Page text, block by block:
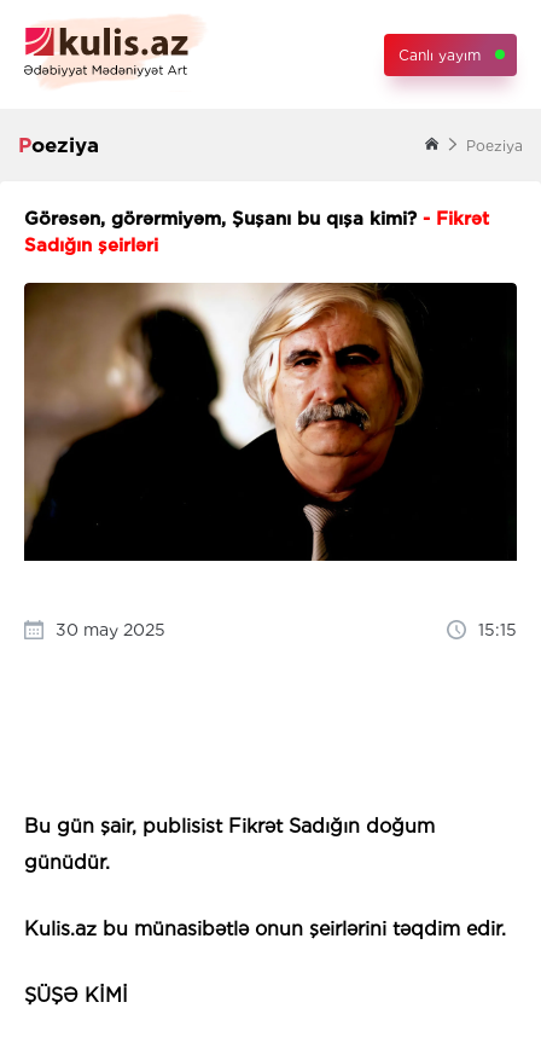
Canlı yayım
Poeziya Poeziya
Görəsən, görərmiyəm, Şuşanı bu qışa kimi? - Fikrət
Sadığın şeirləri
30 may 2025 15:15
Bu gün şair, publisist Fikrət Sadığın doğum
günüdür.
Kulis.az bu münasibətlə onun şeirlərini təqdim edir.
ŞÜŞƏ KİMİ